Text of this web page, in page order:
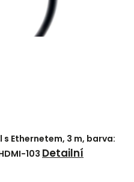
s Ethernetem, 3 m, barva:
103 Detailní